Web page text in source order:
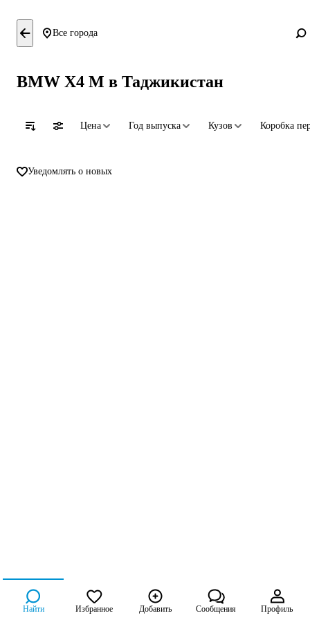
Все города
BMW X4 M в Таджикистан
Цена Год выпуска Кузов Коробка
Уведомлять о новых
Найти Избранное Добавить Сообщения Профиль